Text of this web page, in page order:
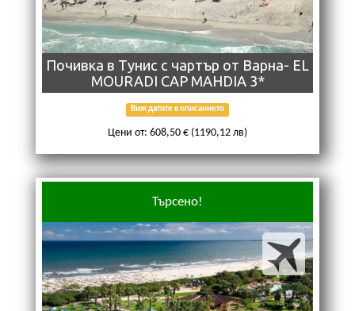
Почивка в Тунис с чартър от Варна- EL
MOURADI CAP MAHDIA 3*
Виж датите в описанието
Цени от: 608,50 € (1190,12 лв)
Търсено!